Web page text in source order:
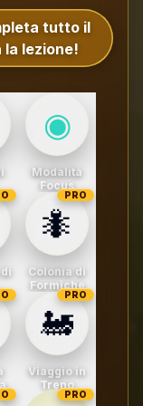
tutto il
lezione!
◉
Modalità
Focus
🐜
PRO
Colonia di
Formiche
🚂
PRO
Viaggio in
Treno
PRO